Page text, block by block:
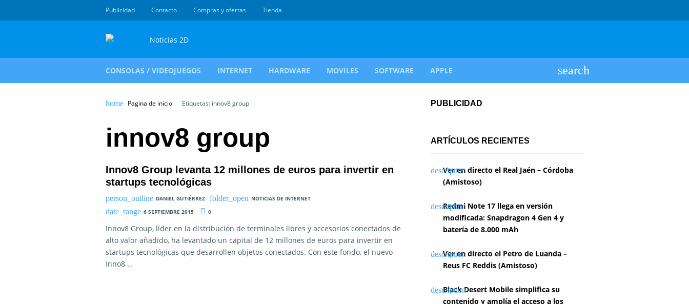
Publicidad Contacto Compras y ofertas Tienda
CONSOLAS / VIDEOJUEGOS INTERNET HARDWARE MOVILES SOFTWARE APPLE
Pagina de inicio Etiquetas: innov8 group
innov8 group
Innov8 Group levanta 12 millones de euros para invertir en
startups tecnológicas
DANIEL GUTIÉRREZ
NOTICIAS DE INTERNET
6 SEPTIEMBRE 2015
0
Innov8 Group, líder en la distribución de terminales libres y accesorios conectados de
alto valor añadido, ha levantado un capital de 12 millones de euros para invertir en
startups tecnológicas que desarrollen objetos conectados. Con este fondo, el nuevo
Inno8 …
PUBLICIDAD
ARTÍCULOS RECIENTES
Ver en directo el Real Jaén – Córdoba
(Amistoso)
Redmi Note 17 llega en versión
modificada: Snapdragon 4 Gen 4 y
batería de 8.000 mAh
Ver en directo el Petro de Luanda –
Reus FC Reddis (Amistoso)
Black Desert Mobile simplifica su
contenido y amplía el acceso a los